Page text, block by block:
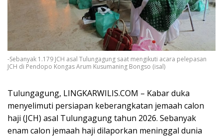
-Sebanyak 1.179 JCH asal Tulungagung saat mengikuti acara pelepasan
JCH di Pendopo Kongas Arum Kusumaning Bongso (isal)
Tulungagung, LINGKARWILIS.COM – Kabar duka
menyelimuti persiapan keberangkatan jemaah calon
haji (JCH) asal Tulungagung tahun 2026. Sebanyak
enam calon jemaah haji dilaporkan meninggal dunia